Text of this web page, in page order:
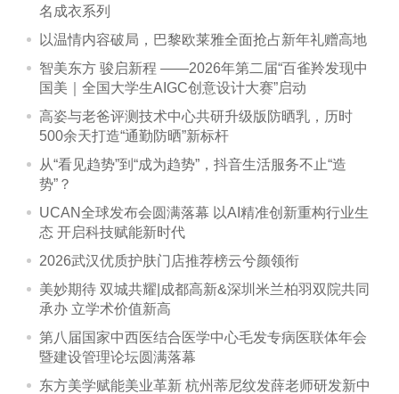
名成衣系列
以温情内容破局，巴黎欧莱雅全面抢占新年礼赠高地
智美东方 骏启新程 ——2026年第二届“百雀羚发现中
国美｜全国大学生AIGC创意设计大赛”启动
高姿与老爸评测技术中心共研升级版防晒乳，历时
500余天打造“通勤防晒”新标杆
从“看见趋势”到“成为趋势”，抖音生活服务不止“造
势”？
UCAN全球发布会圆满落幕 以AI精准创新重构行业生
态 开启科技赋能新时代
2026武汉优质护肤门店推荐榜云兮颜领衔
美妙期待 双城共耀|成都高新&深圳米兰柏羽双院共同
承办 立学术价值新高
第八届国家中西医结合医学中心毛发专病医联体年会
暨建设管理论坛圆满落幕
东方美学赋能美业革新 杭州蒂尼纹发薛老师研发新中